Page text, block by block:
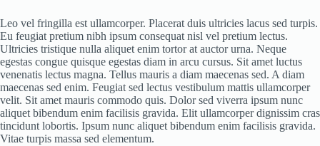
Leo vel fringilla est ullamcorper. Placerat duis ultricies lacus sed turpis.
Eu feugiat pretium nibh ipsum consequat nisl vel pretium lectus.
Ultricies tristique nulla aliquet enim tortor at auctor urna. Neque
egestas congue quisque egestas diam in arcu cursus. Sit amet luctus
venenatis lectus magna. Tellus mauris a diam maecenas sed. A diam
maecenas sed enim. Feugiat sed lectus vestibulum mattis ullamcorper
velit. Sit amet mauris commodo quis. Dolor sed viverra ipsum nunc
aliquet bibendum enim facilisis gravida. Elit ullamcorper dignissim cras
tincidunt lobortis. Ipsum nunc aliquet bibendum enim facilisis gravida.
Vitae turpis massa sed elementum.